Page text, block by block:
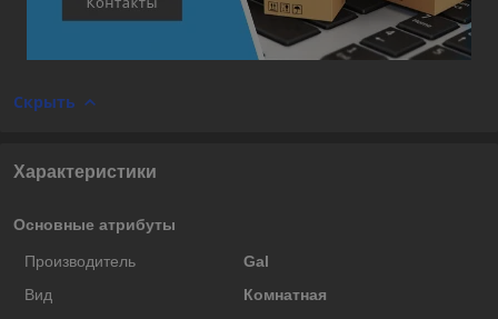
Скрыть
Характеристики
Основные атрибуты
Производитель
Gal
Вид
Комнатная